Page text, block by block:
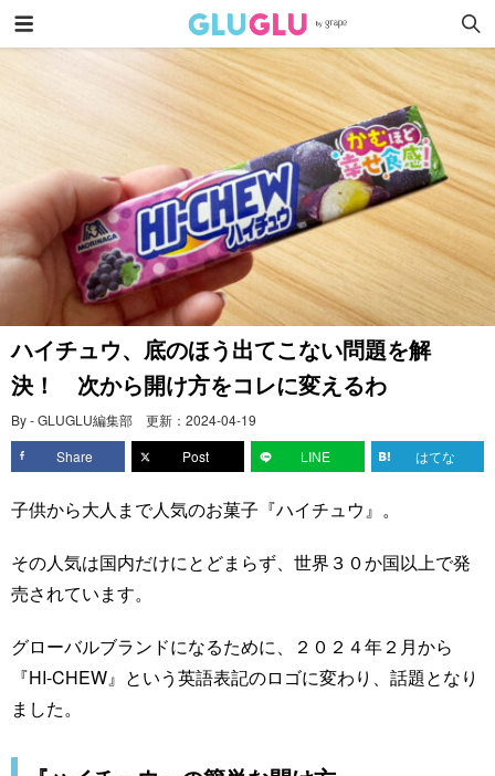
ハイチュウ、底のほう出てこない問題を解
決！ 次から開け方をコレに変えるわ
By - GLUGLU編集部 更新： 2024-04-19
Share
Post LINE はてな
子供から大人まで人気のお菓子『ハイチュウ』。
その人気は国内だけにとどまらず、世界３０か国以上で発
売されています。
グローバルブランドになるために、２０２４年２月から
『HI-CHEW』という英語表記のロゴに変わり、話題となり
ました。